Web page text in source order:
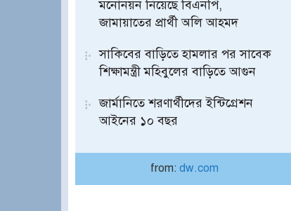
মনোনয়ন নিয়েছে বিএনপি,
জামায়াতের প্রার্থী অলি আহমদ
সাকিবের বাড়িতে হামলার পর সাবেক
শিক্ষামন্ত্রী মহিবুলের বাড়িতে আগুন
জার্মানিতে শরণার্থীদের ইন্টিগ্রেশন
আইনের ১০ বছর
from: dw.com